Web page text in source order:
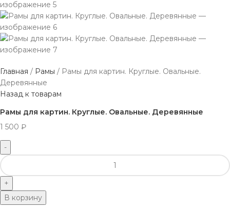
Главная Рамы
Рамы для картин. Круглые. Овальные.
Деревянные
Назад к товарам
Рамы для картин. Круглые. Овальные. Деревянные
1 500 ₽
В корзину